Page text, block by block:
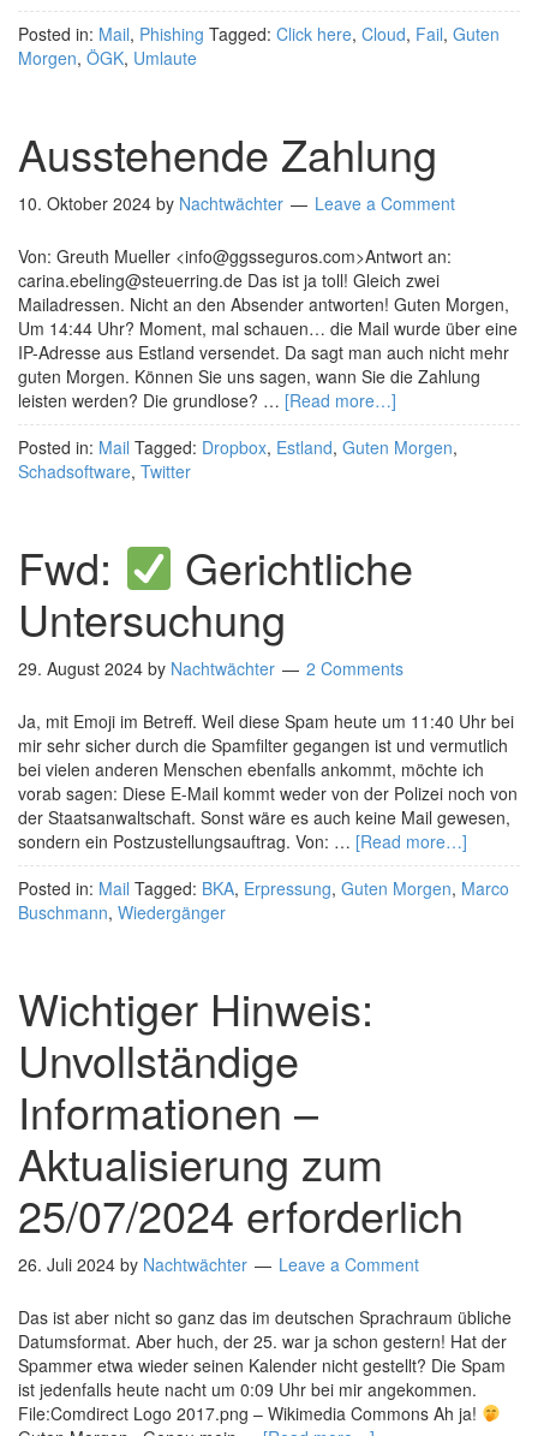
Posted in: Mail, Phishing Tagged: Click here, Cloud, Fail, Guten
Morgen, ÖGK, Umlaute
Ausstehende Zahlung
10. Oktober 2024 by Nachtwächter Leave a Comment
Von: Greuth Mueller <info@ggsseguros.com>Antwort an:
carina.ebeling@steuerring.de Das ist ja toll! Gleich zwei
Mailadressen. Nicht an den Absender antworten! Guten Morgen,
Um 14:44 Uhr? Moment, mal schauen… die Mail wurde über eine
IP-Adresse aus Estland versendet. Da sagt man auch nicht mehr
guten Morgen. Können Sie uns sagen, wann Sie die Zahlung
leisten werden? Die grundlose? … [Read more…]
Posted in: Mail Tagged: Dropbox, Estland, Guten Morgen,
Schadsoftware, Twitter
Fwd:
Gerichtliche
Untersuchung
29. August 2024 by Nachtwächter 2 Comments
Ja, mit Emoji im Betreff. Weil diese Spam heute um 11:40 Uhr bei
mir sehr sicher durch die Spamfilter gegangen ist und vermutlich
bei vielen anderen Menschen ebenfalls ankommt, möchte ich
vorab sagen: Diese E-Mail kommt weder von der Polizei noch von
der Staatsanwaltschaft. Sonst wäre es auch keine Mail gewesen,
sondern ein Postzustellungsauftrag. Von: … [Read more…]
Posted in: Mail Tagged: BKA, Erpressung, Guten Morgen, Marco
Buschmann, Wiedergänger
Wichtiger Hinweis:
Unvollständige
Informationen –
Aktualisierung zum
25/07/2024 erforderlich
26. Juli 2024 by Nachtwächter Leave a Comment
Das ist aber nicht so ganz das im deutschen Sprachraum übliche
Datumsformat. Aber huch, der 25. war ja schon gestern! Hat der
Spammer etwa wieder seinen Kalender nicht gestellt? Die Spam
ist jedenfalls heute nacht um 0:09 Uhr bei mir angekommen.
File:Comdirect Logo 2017.png – Wikimedia Commons Ah ja!